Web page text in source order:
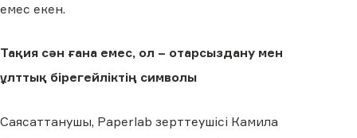
емес екен.
Тақия сән ғана емес, ол – отарсыздану мен
ұлттық бірегейліктің символы
Саясаттанушы, Paperlab зерттеушісі Камила